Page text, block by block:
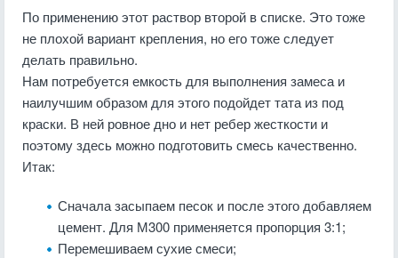
По применению этот раствор второй в списке. Это тоже
не плохой вариант крепления, но его тоже следует
делать правильно.
Нам потребуется емкость для выполнения замеса и
наилучшим образом для этого подойдет тата из под
краски. В ней ровное дно и нет ребер жесткости и
поэтому здесь можно подготовить смесь качественно.
Итак:
Сначала засыпаем песок и после этого добавляем
цемент. Для М300 применяется пропорция 3:1;
Перемешиваем сухие смеси;